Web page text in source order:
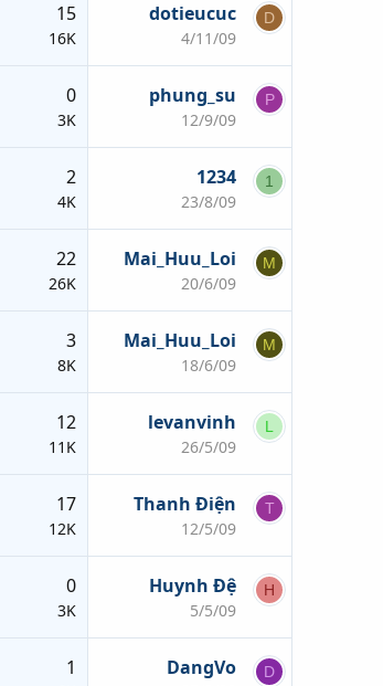
15
16K
dotieucuc
4/11/09
D
0
3K
phung_su
12/9/09
P
2
4K
1234
23/8/09
1
22
26K
Mai_Huu_Loi
20/6/09
M
3
8K
Mai_Huu_Loi
18/6/09
M
12
11K
levanvinh
26/5/09
L
17
12K
Thanh Điện
12/5/09
T
0
3K
Huynh Đệ
5/5/09
H
1 DangVo D